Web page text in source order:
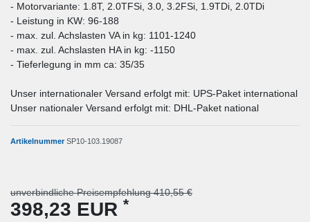
- Motorvariante: 1.8T, 2.0TFSi, 3.0, 3.2FSi, 1.9TDi, 2.0TDi
- Leistung in KW: 96-188
- max. zul. Achslasten VA in kg: 1101-1240
- max. zul. Achslasten HA in kg: -1150
- Tieferlegung in mm ca: 35/35
Unser internationaler Versand erfolgt mit: UPS-Paket international
Unser nationaler Versand erfolgt mit: DHL-Paket national
ArtikelnummerSP10-103.19087
unverbindliche Preisempfehlung 410,55 €
398,23 EUR *